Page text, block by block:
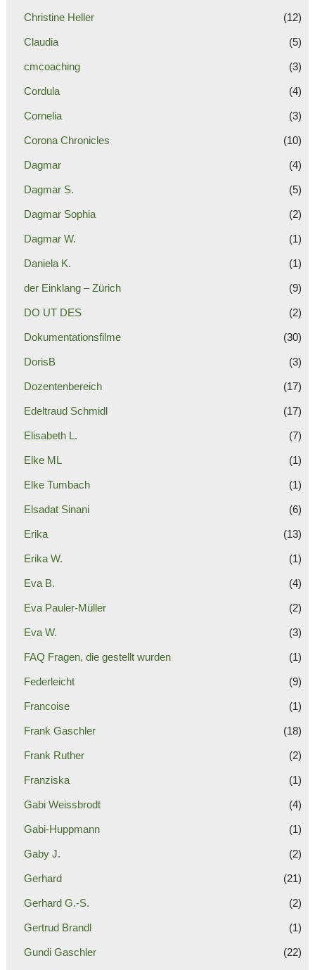
Christine Heller (12)
Claudia (5)
cmcoaching (3)
Cordula (4)
Cornelia (3)
Corona Chronicles (10)
Dagmar (4)
Dagmar S. (5)
Dagmar Sophia (2)
Dagmar W. (1)
Daniela K. (1)
der Einklang – Zürich (9)
DO UT DES (2)
Dokumentationsfilme (30)
DorisB (3)
Dozentenbereich (17)
Edeltraud Schmidl (17)
Elisabeth L. (7)
Elke ML (1)
Elke Tumbach (1)
Elsadat Sinani (6)
Erika (13)
Erika W. (1)
Eva B. (4)
Eva Pauler-Müller (2)
Eva W. (3)
FAQ Fragen, die gestellt wurden (1)
Federleicht (9)
Francoise (1)
Frank Gaschler (18)
Frank Ruther (2)
Franziska (1)
Gabi Weissbrodt (4)
Gabi-Huppmann (1)
Gaby J. (2)
Gerhard (21)
Gerhard G.-S. (2)
Gertrud Brandl (1)
Gundi Gaschler (22)